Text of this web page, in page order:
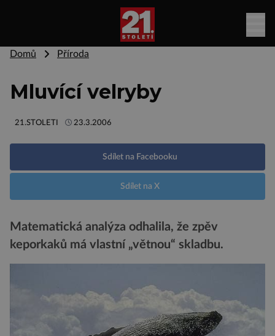
Domů Příroda
Mluvící velryby
21.STOLETI 23.3.2006
Sdílet na Facebooku
Sdílet na X
Matematická analýza odhalila, že zpěv
keporkaků má vlastní „větnou“ skladbu.